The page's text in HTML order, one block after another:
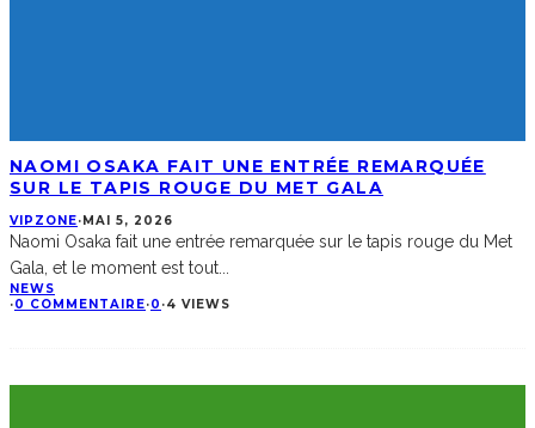
NAOMI OSAKA FAIT UNE ENTRÉE REMARQUÉE
SUR LE TAPIS ROUGE DU MET GALA
VIPZONE·MAI 5, 2026
Naomi Osaka fait une entrée remarquée sur le tapis rouge du Met
Gala, et le moment est tout
NEWS
·0 COMMENTAIRE·0 ·4 VIEWS